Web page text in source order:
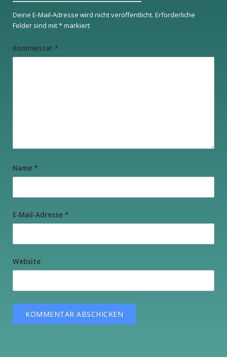
Deine E-Mail-Adresse wird nicht veröffentlicht. Erforderliche
Felder sind mit*markiert
Kommentar *
Name *
E-Mail-Adresse *
Website